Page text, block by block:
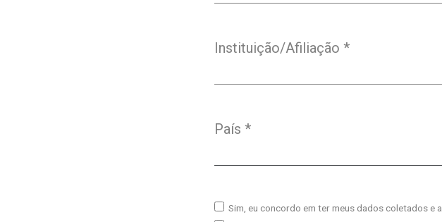
Instituição/Afiliação *
País *
Sim, eu concordo em ter meus dados coletados e